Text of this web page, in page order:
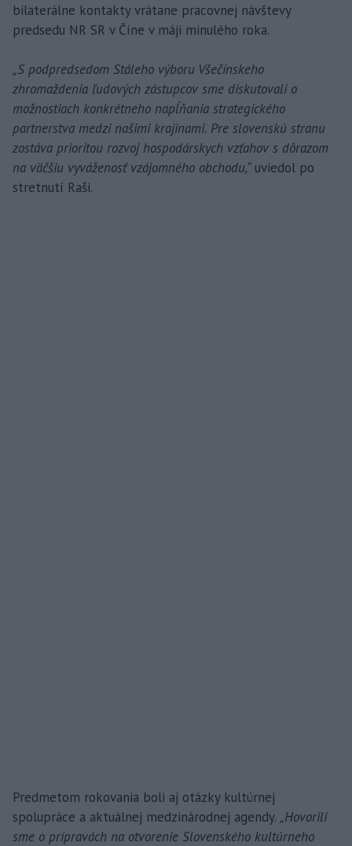
bilaterálne kontakty vrátane pracovnej návštevy
predsedu NR SR v Číne v máji minulého roka.
„S podpredsedom Stáleho výboru Všečínskeho
zhromaždenia ľudových zástupcov sme diskutovali o
možnostiach konkrétneho napĺňania strategického
partnerstva medzi našimi krajinami. Pre slovenskú stranu
zostáva prioritou rozvoj hospodárskych vzťahov s dôrazom
na väčšiu vyváženosť vzájomného obchodu,“ uviedol po
stretnutí Raši.
Predmetom rokovania boli aj otázky kultúrnej
spolupráce a aktuálnej medzinárodnej agendy. „Hovorili
sme o prípravách na otvorenie Slovenského kultúrneho